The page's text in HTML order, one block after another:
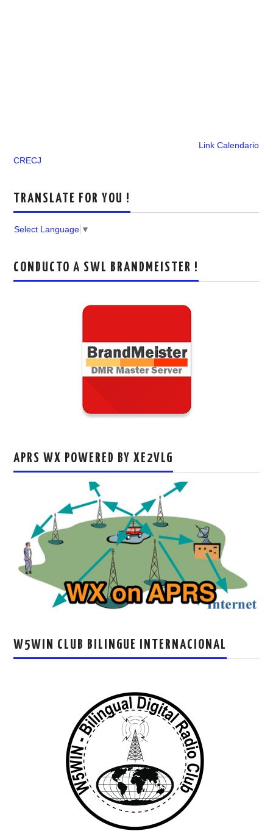
Link Calendario
CRECJ
TRANSLATE FOR YOU !
Select Language ▼
CONDUCTO A SWL BRANDMEISTER !
APRS WX POWERED BY XE2VLG
W5WIN CLUB BILINGUE INTERNACIONAL